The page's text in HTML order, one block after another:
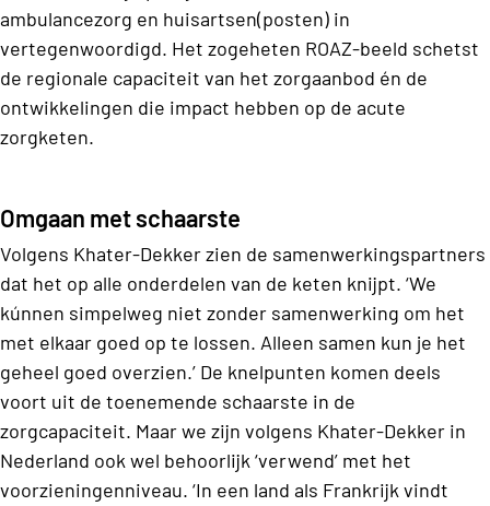
ambulancezorg en huisartsen(posten) in
vertegenwoordigd. Het zogeheten ROAZ-beeld schetst
de regionale capaciteit van het zorgaanbod én de
ontwikkelingen die impact hebben op de acute
zorgketen.
Omgaan met schaarste
Volgens Khater-Dekker zien de samenwerkingspartners
dat het op alle onderdelen van de keten knijpt. ‘We
kúnnen simpelweg niet zonder samenwerking om het
met elkaar goed op te lossen. Alleen samen kun je het
geheel goed overzien.’ De knelpunten komen deels
voort uit de toenemende schaarste in de
zorgcapaciteit. Maar we zijn volgens Khater-Dekker in
Nederland ook wel behoorlijk ‘verwend’ met het
voorzieningenniveau. ‘In een land als Frankrijk vindt